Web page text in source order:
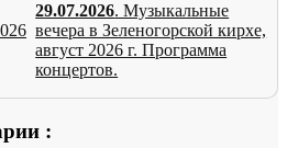
29.07.2026. Музыкальные
вечера в Зеленогорской кирхе,
август 2026 г. Программа
концертов.
: